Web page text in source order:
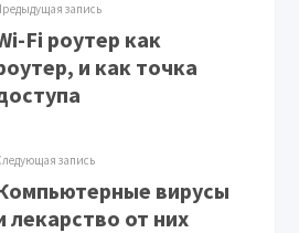
запись
Fi роутер как
и как точка
запись
вирусы
лекарство от них